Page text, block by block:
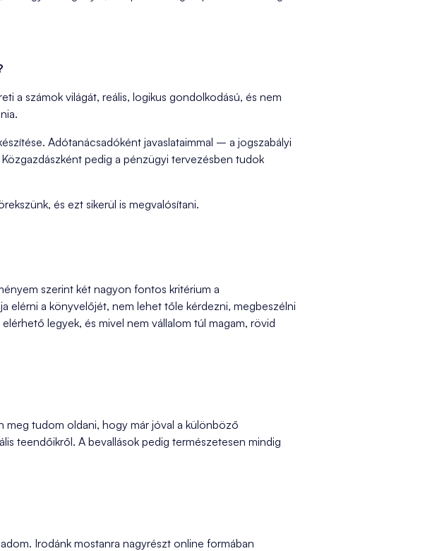
a számok világát, reális, logikus gondolkodású, és nem
Adótanácsadóként javaslataimmal – a jogszabályi
pedig a pénzügyi tervezésben tudok
és ezt sikerül is megvalósítani.
szerint két nagyon fontos kritérium a
elérni a könyvelőjét, nem lehet tőle kérdezni, megbeszélni
legyek, és mivel nem vállalom túl magam, rövid
meg tudom oldani, hogy már jóval a különböző
teendőikről. A bevallások pedig természetesen mindig
Irodánk mostanra nagyrészt online formában